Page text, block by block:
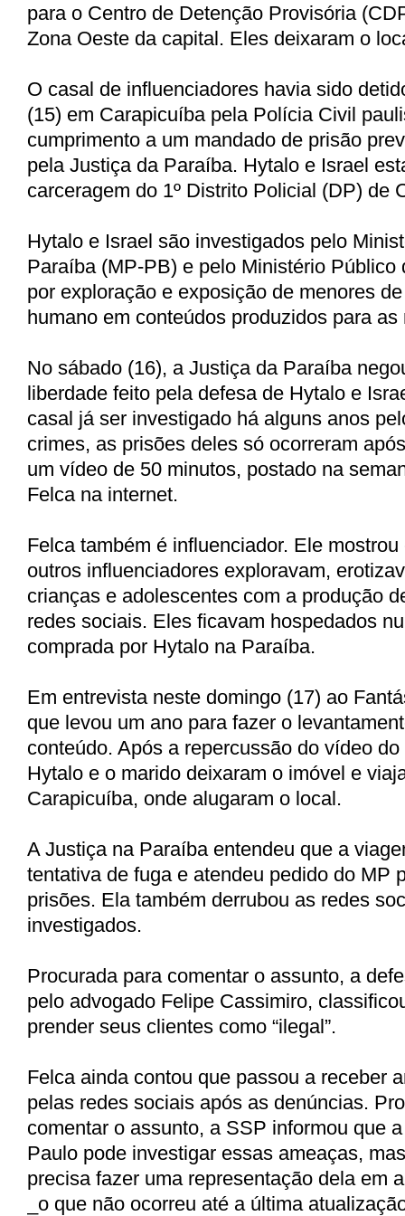
para o Centro de Detenção Provisória
Zona Oeste da capital. Eles deixaram o
O casal de influenciadores havia sido
(15) em Carapicuíba pela Polícia Civil
cumprimento a um mandado de prisão
pela Justiça da Paraíba. Hytalo e Israel
carceragem do 1º Distrito Policial (DP) de
Hytalo e Israel são investigados pelo
Paraíba (MP-PB) e pelo Ministério Público
por exploração e exposição de menores
humano em conteúdos produzidos para
No sábado (16), a Justiça da Paraíba
liberdade feito pela defesa de Hytalo e
casal já ser investigado há alguns anos
crimes, as prisões deles só ocorreram
um vídeo de 50 minutos, postado na
Felca na internet.
Felca também é influenciador. Ele
outros influenciadores exploravam,
crianças e adolescentes com a produção
redes sociais. Eles ficavam hospedados
comprada por Hytalo na Paraíba.
Em entrevista neste domingo (17) ao
que levou um ano para fazer o
conteúdo. Após a repercussão do vídeo
Hytalo e o marido deixaram o imóvel e
Carapicuíba, onde alugaram o local.
A Justiça na Paraíba entendeu que a
tentativa de fuga e atendeu pedido do MP
prisões. Ela também derrubou as redes
investigados.
Procurada para comentar o assunto, a
pelo advogado Felipe Cassimiro,
prender seus clientes como “ilegal”.
Felca ainda contou que passou a receber
pelas redes sociais após as denúncias.
comentar o assunto, a SSP informou que
Paulo pode investigar essas ameaças,
precisa fazer uma representação dela em
_o que não ocorreu até a última